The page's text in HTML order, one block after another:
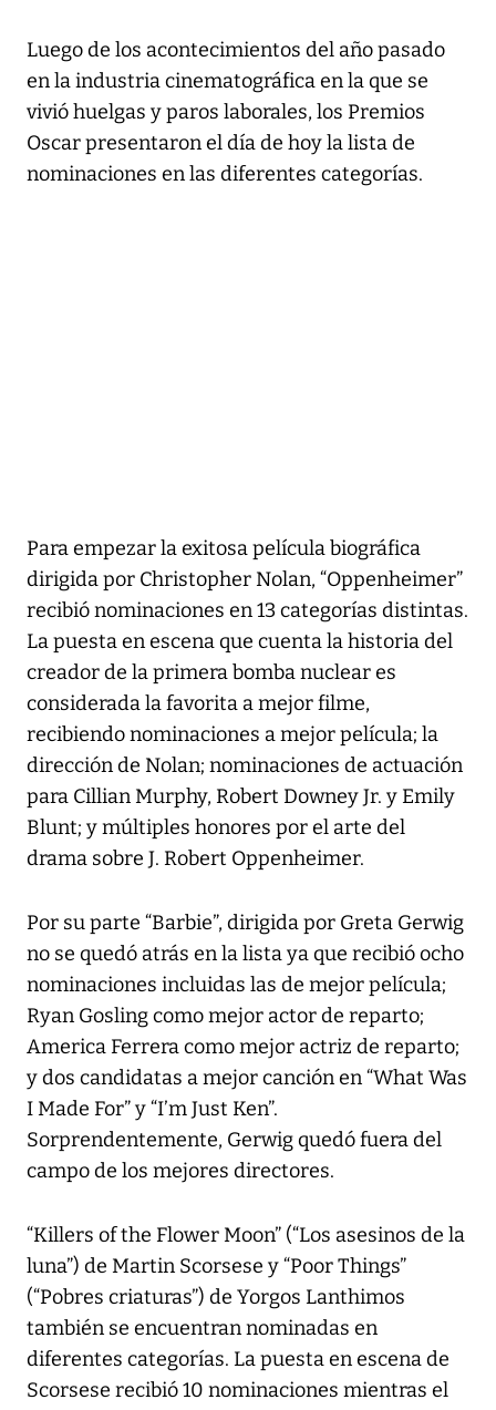
Luego de los acontecimientos del año pasado
en la industria cinematográfica en la que se
vivió huelgas y paros laborales, los Premios
Oscar presentaron el día de hoy la lista de
nominaciones en las diferentes categorías.
Para empezar la exitosa película biográfica
dirigida por Christopher Nolan, “Oppenheimer”
recibió nominaciones en 13 categorías distintas.
La puesta en escena que cuenta la historia del
creador de la primera bomba nuclear es
considerada la favorita a mejor filme,
recibiendo nominaciones a mejor película; la
dirección de Nolan; nominaciones de actuación
para Cillian Murphy, Robert Downey Jr. y Emily
Blunt; y múltiples honores por el arte del
drama sobre J. Robert Oppenheimer.
Por su parte “Barbie”, dirigida por Greta Gerwig
no se quedó atrás en la lista ya que recibió ocho
nominaciones incluidas las de mejor película;
Ryan Gosling como mejor actor de reparto;
America Ferrera como mejor actriz de reparto;
y dos candidatas a mejor canción en “What Was
I Made For” y “I’m Just Ken”.
Sorprendentemente, Gerwig quedó fuera del
campo de los mejores directores.
“Killers of the Flower Moon” (“Los asesinos de la
luna”) de Martin Scorsese y “Poor Things”
(“Pobres criaturas”) de Yorgos Lanthimos
también se encuentran nominadas en
diferentes categorías. La puesta en escena de
Scorsese recibió 10 nominaciones mientras el